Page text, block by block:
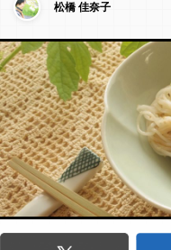
松橋 佳奈子